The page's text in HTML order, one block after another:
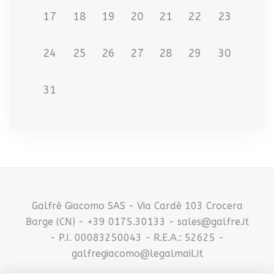
l
17 18 19 20 21 22 23
24 25 26 27 28 29 30
31
Galfrè Giacomo SAS - Via Cardè 103 Crocera
Barge (CN) - +39 0175.30133 - sales@galfre.it
- P.I. 00083250043 - R.E.A.: 52625 -
galfregiacomo@legalmail.it